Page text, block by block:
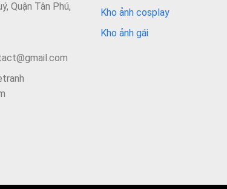
Quận Tân Phú,
Kho ảnh cosplay
Kho ảnh gái